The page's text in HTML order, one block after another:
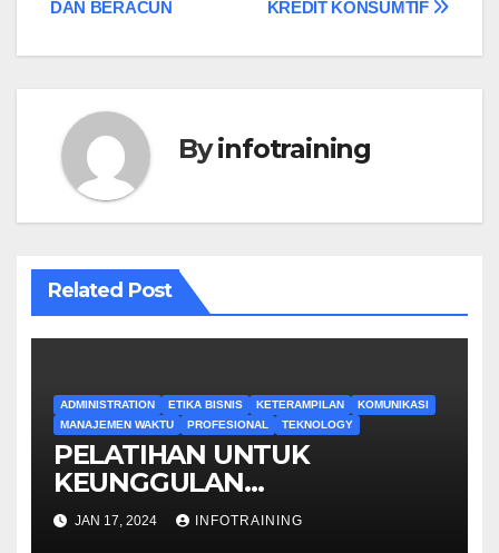
KREDIT KONSUMTIF
DAN BERACUN
Byinfotraining
Related Post
ADMINISTRATION ETIKA BISNIS KETERAMPILAN
KOMUNIKASI
MANAJEMEN WAKTU
PROFESIONAL TEKNOLOGY
PELATIHAN UNTUK
KEUNGGULAN
ADMINISTRATIF
JAN 17, 2024 INFOTRAINING